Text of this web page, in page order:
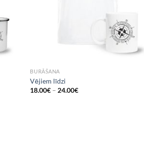
BURĀŠANA
Vējiem līdzi
18.00€ – 24.00€